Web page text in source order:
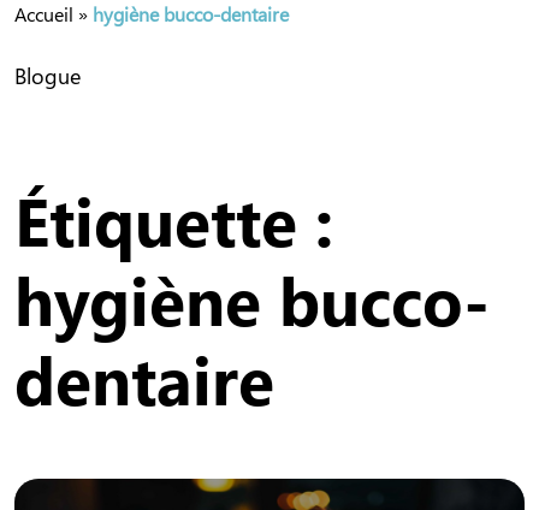
Accueil » hygiène bucco-dentaire
Blogue
Étiquette :
hygiène bucco-
dentaire